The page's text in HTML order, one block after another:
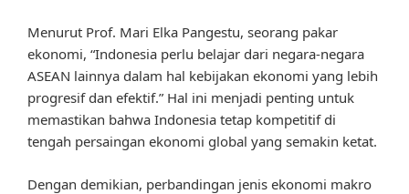
Menurut Prof. Mari Elka Pangestu, seorang pakar
ekonomi, “Indonesia perlu belajar dari negara-negara
ASEAN lainnya dalam hal kebijakan ekonomi yang lebih
progresif dan efektif.” Hal ini menjadi penting untuk
memastikan bahwa Indonesia tetap kompetitif di
tengah persaingan ekonomi global yang semakin ketat.
Dengan demikian, perbandingan jenis ekonomi makro